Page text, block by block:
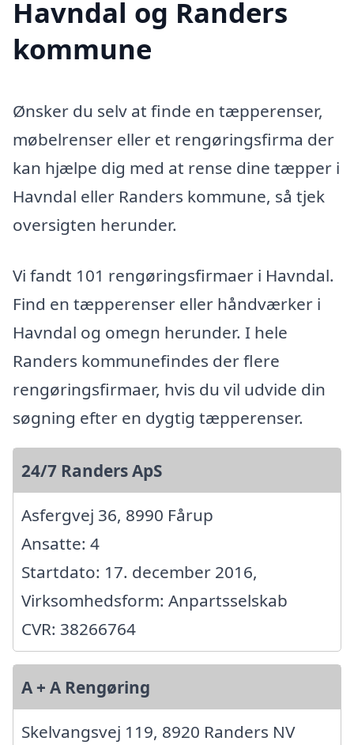
Havndal og Randers
kommune
Ønsker du selv at finde en tæpperenser,
møbelrenser eller et rengøringsfirma der
kan hjælpe dig med at rense dine tæpper i
Havndal eller Randers kommune, så tjek
oversigten herunder.
Vi fandt 101 rengøringsfirmaer i Havndal.
Find en tæpperenser eller håndværker i
Havndal og omegn herunder. I hele
Randers kommunefindes der flere
rengøringsfirmaer, hvis du vil udvide din
søgning efter en dygtig tæpperenser.
24/7 Randers ApS
Asfergvej 36, 8990 Fårup
Ansatte: 4
Startdato: 17. december 2016,
Virksomhedsform: Anpartsselskab
CVR: 38266764
A + A Rengøring
Skelvangsvej 119, 8920 Randers NV